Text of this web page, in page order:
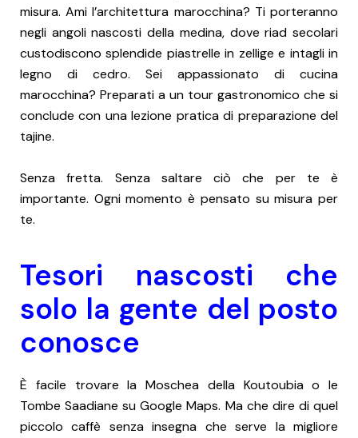
misura. Ami l’architettura marocchina? Ti porteranno
negli angoli nascosti della medina, dove riad secolari
custodiscono splendide piastrelle in zellige e intagli in
legno di cedro. Sei appassionato di cucina
marocchina? Preparati a un tour gastronomico che si
conclude con una lezione pratica di preparazione del
tajine.
Senza fretta. Senza saltare ciò che per te è
importante. Ogni momento è pensato su misura per
te.
Tesori nascosti che
solo la gente del posto
conosce
È facile trovare la Moschea della Koutoubia o le
Tombe Saadiane su Google Maps. Ma che dire di quel
piccolo caffè senza insegna che serve la migliore